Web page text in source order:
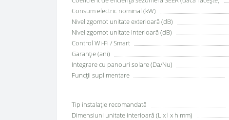
Consum electric nominal (kW)
Nivel zgomot unitate exterioară (dB)
Nivel zgomot unitate interioară (dB)
Control Wi-Fi / Smart
Garanție (ani)
Integrare cu panouri solare (Da/Nu)
Funcții suplimentare
Tip instalație recomandată
Dimensiuni unitate interioară (L x l x h mm)